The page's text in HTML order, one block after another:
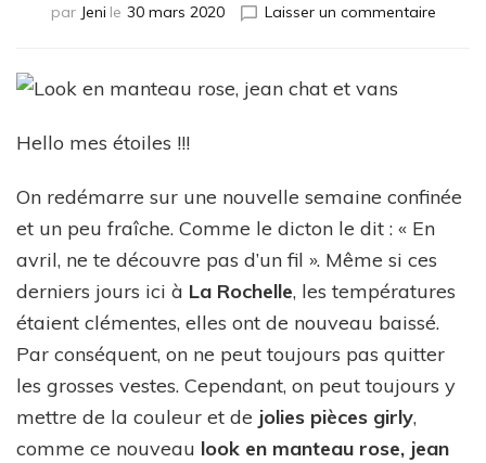
par Jeni le 30 mars 2020 Laisser un commentairesur
vans
Hello mes étoiles !!!
On redémarre sur une nouvelle semaine confinée
et un peu fraîche. Comme le dicton le dit : « En
avril, ne te découvre pas d’un fil ». Même si ces
derniers jours ici à La Rochelle, les températures
étaient clémentes, elles ont de nouveau baissé.
Par conséquent, on ne peut toujours pas quitter
les grosses vestes. Cependant, on peut toujours y
mettre de la couleur et de jolies pièces girly,
comme ce nouveau look en manteau rose, jean